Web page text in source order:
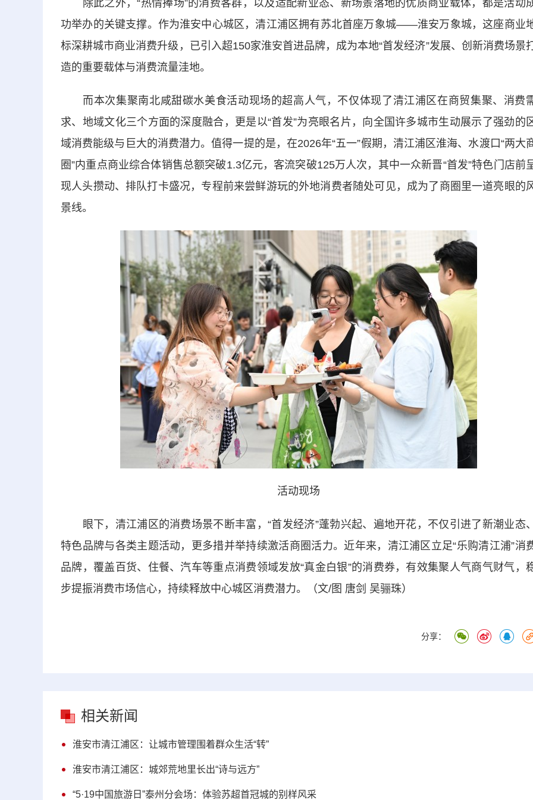
除此之外，“热情捧场”的消费客群，以及适配新业态、新场景落地的优质商业载体，都是活动
功举办的关键支撑。作为淮安中心城区，清江浦区拥有苏北首座万象城——淮安万象城，这座商业
标深耕城市商业消费升级，已引入超150家淮安首进品牌，成为本地“首发经济”发展、创新消费场景
造的重要载体与消费流量洼地。
而本次集聚南北咸甜碳水美食活动现场的超高人气，不仅体现了清江浦区在商贸集聚、消费
求、地域文化三个方面的深度融合，更是以“首发”为亮眼名片，向全国许多城市生动展示了强劲的
域消费能级与巨大的消费潜力。值得一提的是，在2026年“五一”假期，清江浦区淮海、水渡口“两大
圈”内重点商业综合体销售总额突破1.3亿元，客流突破125万人次，其中一众新晋“首发”特色门店前
现人头攒动、排队打卡盛况，专程前来尝鲜游玩的外地消费者随处可见，成为了商圈里一道亮眼的
景线。
活动现场
眼下，清江浦区的消费场景不断丰富，“首发经济”蓬勃兴起、遍地开花，不仅引进了新潮业态
特色品牌与各类主题活动，更多措并举持续激活商圈活力。近年来，清江浦区立足“乐购清江浦”消
品牌，覆盖百货、住餐、汽车等重点消费领域发放“真金白银”的消费券，有效集聚人气商气财气，
步提振消费市场信心，持续释放中心城区消费潜力。（文/图 唐剑 吴骊珠）
分享：
相关新闻
淮安市清江浦区：让城市管理围着群众生活“转”
淮安市清江浦区：城郊荒地里长出“诗与远方”
“5·19中国旅游日”泰州分会场：体验苏超首冠城的别样风采